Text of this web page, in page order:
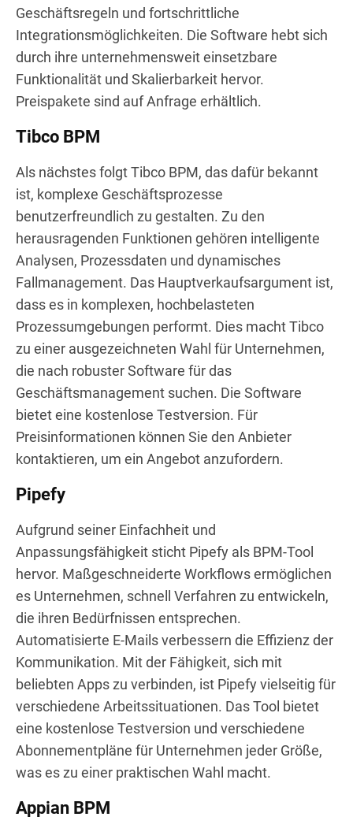
Geschäftsregeln und fortschrittliche
Integrationsmöglichkeiten. Die Software hebt sich
durch ihre unternehmensweit einsetzbare
Funktionalität und Skalierbarkeit hervor.
Preispakete sind auf Anfrage erhältlich.
Tibco BPM
Als nächstes folgt Tibco BPM, das dafür bekannt
ist, komplexe Geschäftsprozesse
benutzerfreundlich zu gestalten. Zu den
herausragenden Funktionen gehören intelligente
Analysen, Prozessdaten und dynamisches
Fallmanagement. Das Hauptverkaufsargument ist,
dass es in komplexen, hochbelasteten
Prozessumgebungen performt. Dies macht Tibco
zu einer ausgezeichneten Wahl für Unternehmen,
die nach robuster Software für das
Geschäftsmanagement suchen. Die Software
bietet eine kostenlose Testversion. Für
Preisinformationen können Sie den Anbieter
kontaktieren, um ein Angebot anzufordern.
Pipefy
Aufgrund seiner Einfachheit und
Anpassungsfähigkeit sticht Pipefy als BPM-Tool
hervor. Maßgeschneiderte Workflows ermöglichen
es Unternehmen, schnell Verfahren zu entwickeln,
die ihren Bedürfnissen entsprechen.
Automatisierte E-Mails verbessern die Effizienz der
Kommunikation. Mit der Fähigkeit, sich mit
beliebten Apps zu verbinden, ist Pipefy vielseitig für
verschiedene Arbeitssituationen. Das Tool bietet
eine kostenlose Testversion und verschiedene
Abonnementpläne für Unternehmen jeder Größe,
was es zu einer praktischen Wahl macht.
Appian BPM